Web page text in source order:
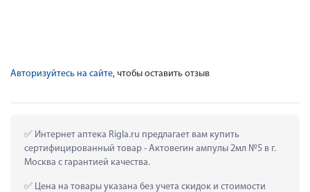
Авторизуйтесь на сайте, чтобы оставить отзыв
Интернет аптека Rigla.ru предлагает вам купить
сертифицированный товар - Актовегин ампулы 2мл №5 в г.
Москва с гарантией качества.
Цена на товары указана без учета скидок и стоимости